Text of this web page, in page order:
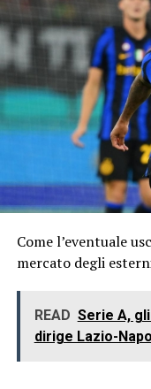
Come l’eventuale
mercato degli
READ Serie A,
dirige Lazio-